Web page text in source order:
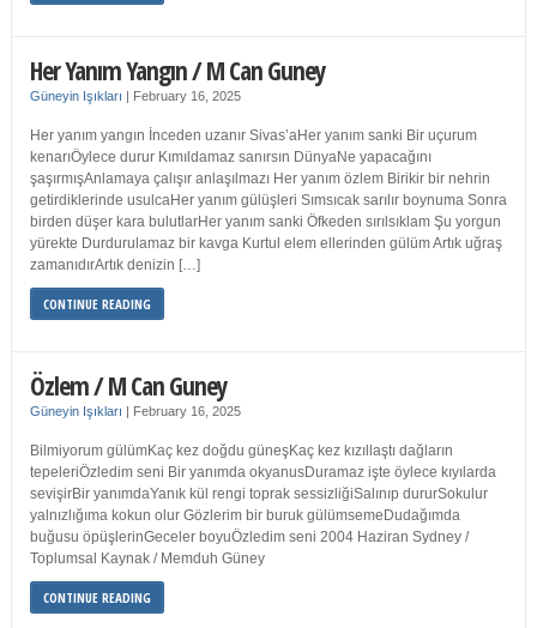
Her Yanım Yangın / M Can Guney
Güneyin Işıkları | February 16, 2025
Her yanım yangın İnceden uzanır Sivas’aHer yanım sanki Bir uçurum
kenarıÖylece durur Kımıldamaz sanırsın DünyaNe yapacağını
şaşırmışAnlamaya çalışır anlaşılmazı Her yanım özlem Birikir bir nehrin
getirdiklerinde usulcaHer yanım gülüşleri Sımsıcak sarılır boynuma Sonra
birden düşer kara bulutlarHer yanım sanki Öfkeden sırılsıklam Şu yorgun
yürekte Durdurulamaz bir kavga Kurtul elem ellerinden gülüm Artık uğraş
zamanıdırArtık denizin […]
CONTINUE READING
Özlem / M Can Guney
Güneyin Işıkları | February 16, 2025
Bilmiyorum gülümKaç kez doğdu güneşKaç kez kızıllaştı dağların
tepeleriÖzledim seni Bir yanımda okyanusDuramaz işte öylece kıyılarda
sevişirBir yanımdaYanık kül rengi toprak sessizliğiSalınıp dururSokulur
yalnızlığıma kokun olur Gözlerim bir buruk gülümsemeDudağımda
buğusu öpüşlerinGeceler boyuÖzledim seni 2004 Haziran Sydney /
Toplumsal Kaynak / Memduh Güney
CONTINUE READING